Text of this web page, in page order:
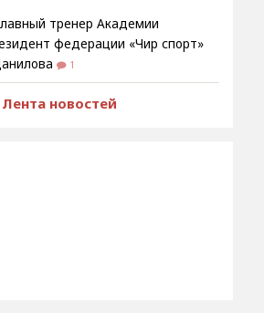
тренер Академии
федерации «Чир спорт»
1
Лента новостей